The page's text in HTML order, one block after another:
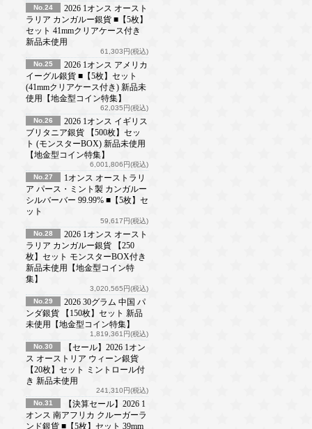
No.24
2026 1オンス オースト
ラリア カンガルー銀貨 ■【5枚】
セット 41mmクリアケース付き
新品未使用
61,303円(税込)
No.25
2026 1オンス アメリカ
イーグル銀貨 ■【5枚】セット
(41mmクリアケース付き) 新品未
使用【地金型コイン特集】
62,035円(税込)
No.26
2026 1オンス イギリス
ブリタニア銀貨 【500枚】セッ
ト (モンスターBOX) 新品未使用
【地金型コイン特集】
6,001,806円(税込)
No.27
1オンス オーストラリ
ア パース・ミント製 カンガルー
シルバーバー 99.99% ■【5枚】セ
ット
59,617円(税込)
No.28
2026 1オンス オースト
ラリア カンガルー銀貨 【250
枚】セット モンスターBOX付き
新品未使用【地金型コイン特
集】
3,020,565円(税込)
No.29
2026 30グラム 中国 パ
ンダ銀貨 【150枚】セット 新品
未使用【地金型コイン特集】
1,819,361円(税込)
No.30
【セール】2026 1オン
ス オーストリア ウィーン銀貨
【20枚】セット ミントロール付
き 新品未使用
241,310円(税込)
No.31
【決算セール】2026 1
オンス 南アフリカ クルーガーラ
ンド銀貨 ■【5枚】セット 39mm